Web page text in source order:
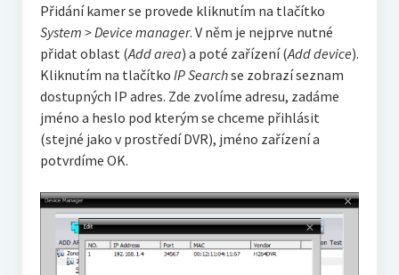
Přidání kamer se provede kliknutím na tlačítko
System > Device manager. V něm je nejprve nutné
přidat oblast (Add area) a poté zařízení (Add device).
Kliknutím na tlačítko IP Searchse zobrazí seznam
dostupných IP adres. Zde zvolíme adresu, zadáme
jméno a heslo pod kterým se chceme přihlásit
(stejné jako v prostředí DVR), jméno zařízení a
potvrdíme OK.